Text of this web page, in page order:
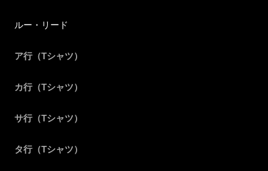
ルー・リード
ア行（Tシャツ）
カ行（Tシャツ）
サ行（Tシャツ）
タ行（Tシャツ）